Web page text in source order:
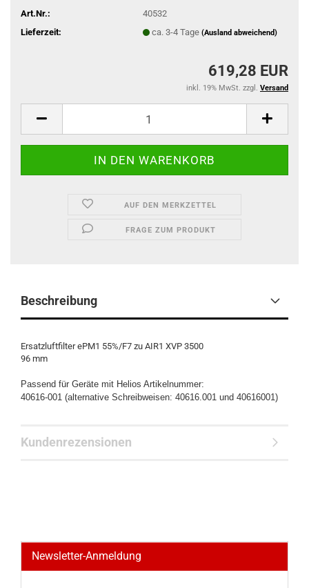
Art.Nr.:
40532
Lieferzeit:
ca. 3-4 Tage (Ausland abweichend)
619,28 EUR
inkl. 19% MwSt. zzgl. Versand
AUF DEN MERKZETTEL
FRAGE ZUM PRODUKT
Beschreibung
Ersatzluftfilter ePM1 55%/F7 zu AIR1 XVP 3500
96 mm
Passend für Geräte mit Helios Artikelnummer:
40616-001 (alternative Schreibweisen: 40616.001 und 40616001)
Kundenrezensionen
Newsletter-Anmeldung